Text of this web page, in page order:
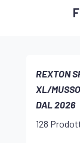
REXTON
XL/
DAL 2026
128